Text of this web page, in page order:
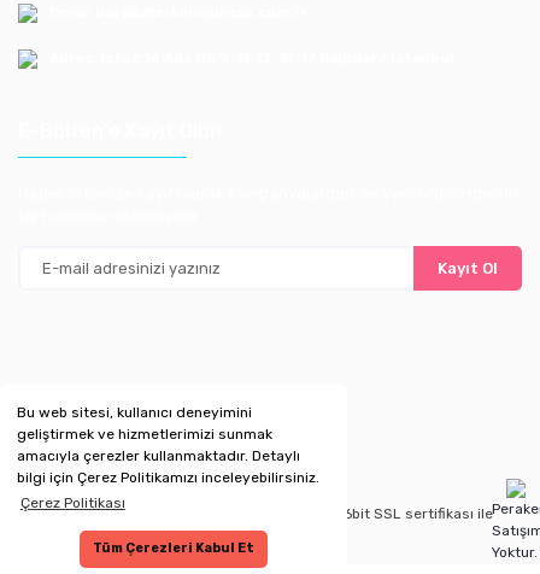
Bu web sitesi, kullanıcı deneyimini
geliştirmek ve hizmetlerimizi sunmak
amacıyla çerezler kullanmaktadır. Detaylı
bilgi için Çerez Politikamızı inceleyebilirsiniz.
Çerez Politikası
Tüm Çerezleri Kabul Et
Kayıt Ol
Copyright 2020 © Kredi kartı bilgileriniz 256bit SSL sertifikası ile
korunmaktadır.
Yoktur.